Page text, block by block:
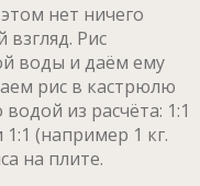
нет ничего
взгляд. Рис
воды и даём ему
рис в кастрюлю
из расчёта: 1:1
(например 1 кг.
на плите.